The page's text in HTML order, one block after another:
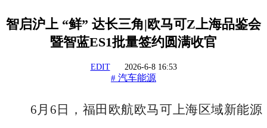
智启沪上 “鲜” 达长三角|欧马可Z上海品鉴会
暨智蓝ES1批量签约圆满收官
EDIT 2026-6-8 16:53
# 汽车能源
6月6日，福田欧航欧马可上海区域新能源